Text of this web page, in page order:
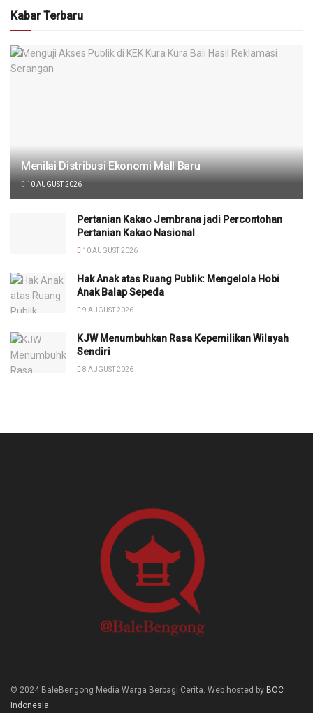
Kabar Terbaru
Menilai Distribusi Ekonomi Mall Baru
10 AUGUST 2026
Pertanian Kakao Jembrana jadi Percontohan
Pertanian Kakao Nasional
10 AUGUST 2026
Hak Anak atas Ruang Publik: Mengelola Hobi
Anak Balap Sepeda
9 AUGUST 2026
KJW Menumbuhkan Rasa Kepemilikan Wilayah
Sendiri
8 AUGUST 2026
© 2024 BaleBengong Media Warga Berbagi Cerita. Web hosted by BOC
Indonesia